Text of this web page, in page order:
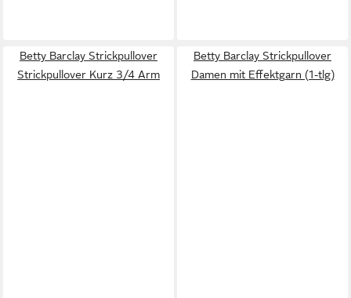
Betty Barclay Strickpullover
Strickpullover Kurz 3/4 Arm
Betty Barclay Strickpullover
Damen mit Effektgarn (1-tlg)